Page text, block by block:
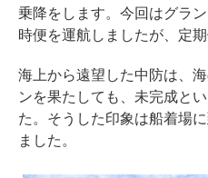
乗降をします。今回はグラ
時便を運航しましたが、定
海上から遠望した中防は、
ンを果たしても、未完成と
た。そうした印象は船着場
ました。